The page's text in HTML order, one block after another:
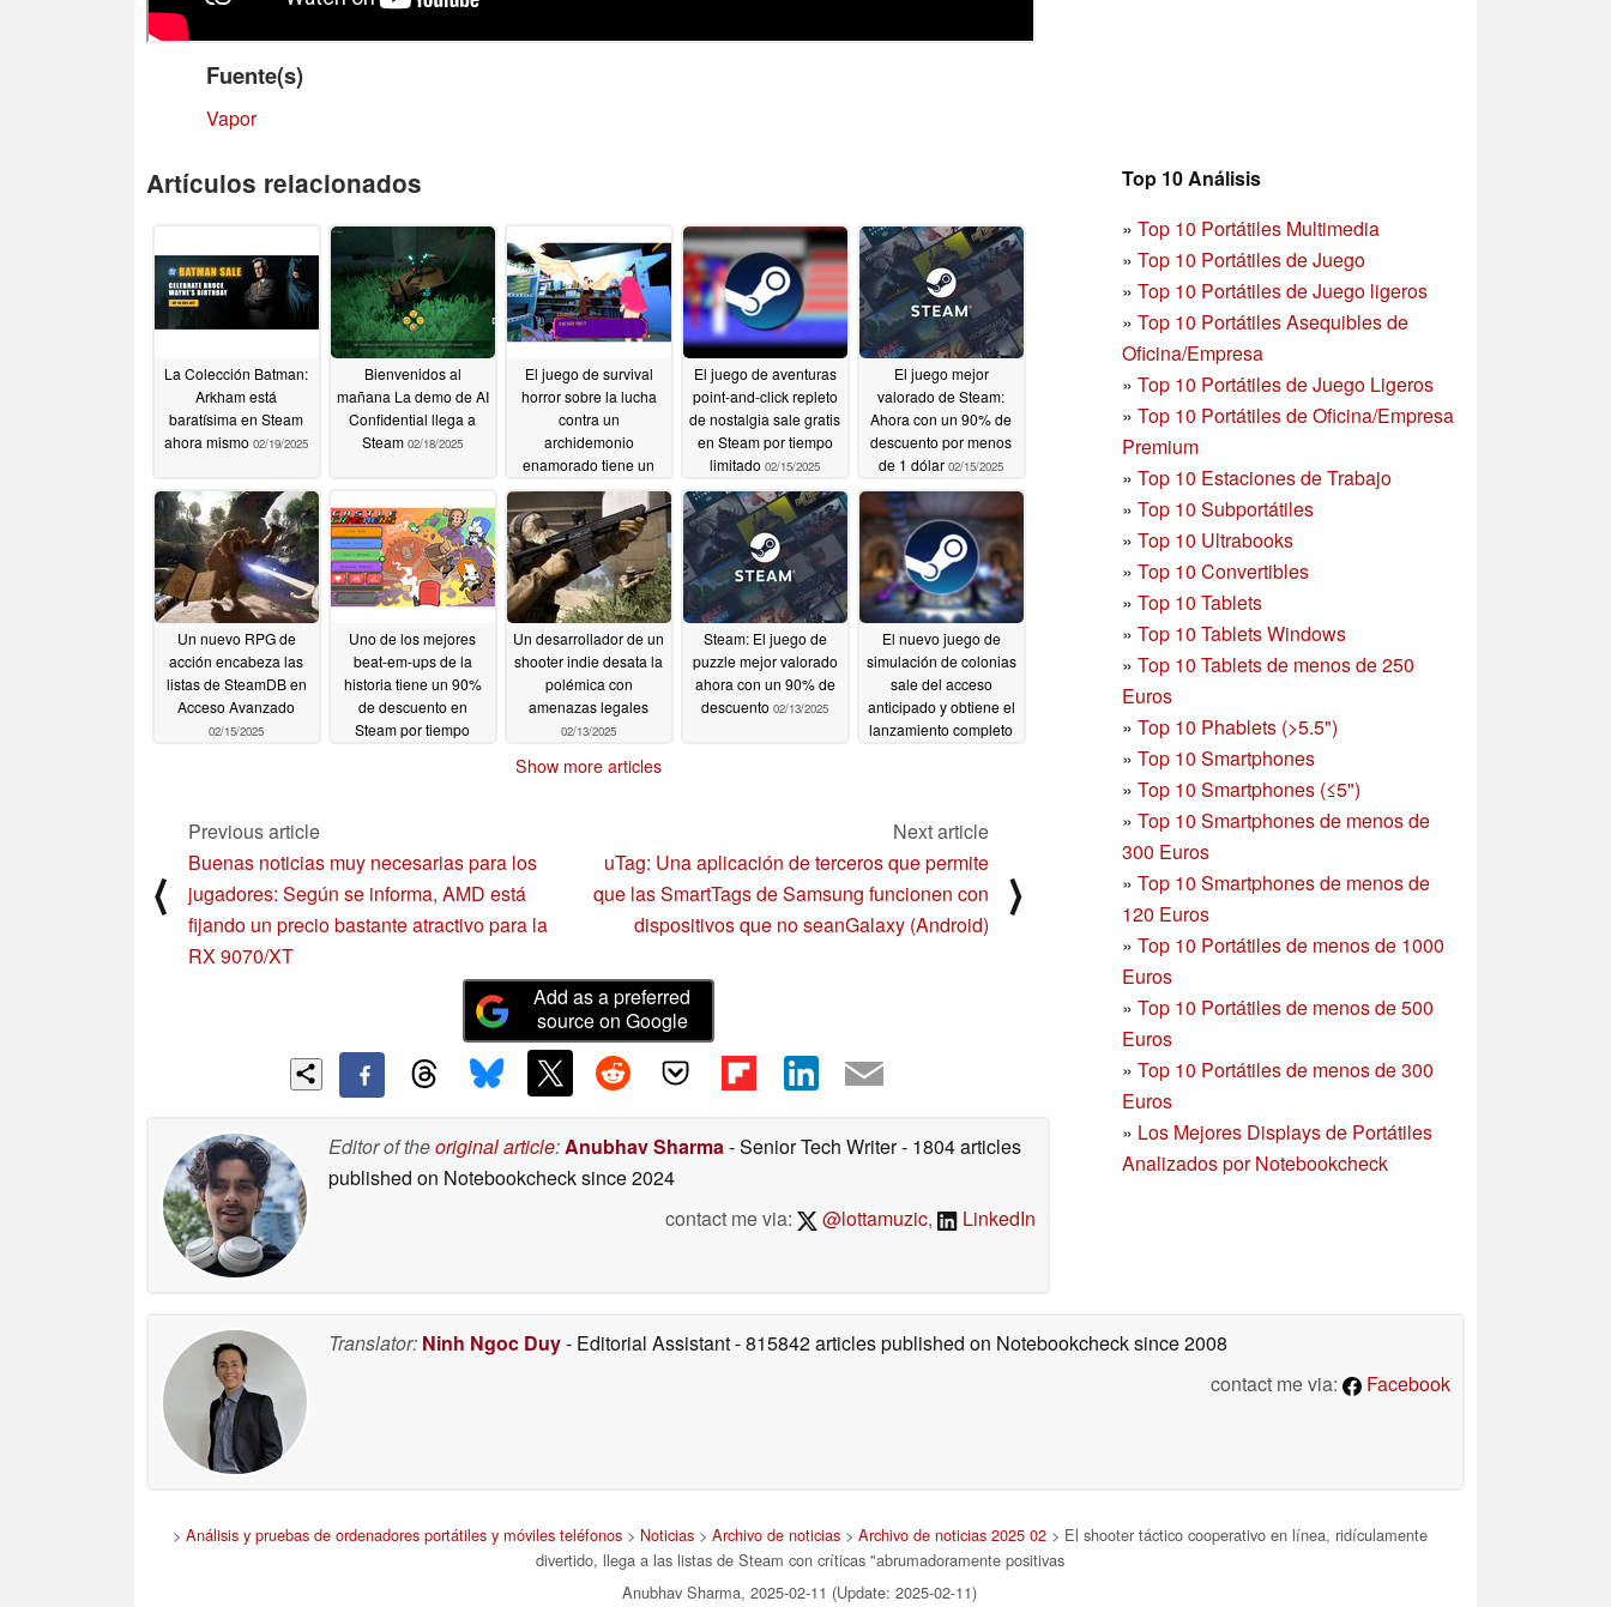
Fuente(s)
Vapor
Top 10 Análisis
» Top 10 Portátiles Multimedia
» Top 10 Portátiles de Juego
» Top 10 Portátiles de Juego ligeros
» Top 10 Portátiles Asequibles de
Oficina/Empresa
» Top 10 Portátiles de Juego Ligeros
» Top 10 Portátiles de Oficina/Empresa
Premium
» Top 10 Estaciones de Trabajo
» Top 10 Subportátiles
» Top 10 Ultrabooks
» Top 10 Convertibles
» Top 10 Tablets
» Top 10 Tablets Windows
» Top 10 Tablets de menos de 250
Euros
» Top 10 Phablets (>5.5")
» Top 10 Smartphones
» Top 10 Smartphones (≤5")
» Top 10 Smartphones de menos de
300 Euros
» Top 10 Smartphonesde menos de
120 Euros
» Top 10 Portátiles de menos de 1000
Euros
» Top 10 Portátiles de menos de 500
Euros
» Top 10 Portátiles de menos de 300
Euros
» Los Mejores Displays de Portátiles
Analizados por Notebookcheck
Artículos relacionados
La Colección Batman:
Arkham está
baratísima en Steam
ahora mismo 02/19/2025
Bienvenidos al
mañana La demo de AI
Confidential llega a
Steam 02/18/2025
El juego de survival
horror sobre la lucha
contra un
archidemonio
enamorado tiene un
25% de descuento en
Steam02/17/2025
El juego de aventuras
point-and-click repleto
de nostalgia sale gratis
en Steam por tiempo
limitado 02/15/2025
El juego mejor
valorado de Steam:
Ahora con un 90% de
descuento por menos
de 1 dólar 02/15/2025
Un nuevo RPG de
acción encabeza las
listas de SteamDB en
Acceso Avanzado
02/15/2025
Uno de los mejores
beat-em-ups de la
historia tiene un 90%
de descuento en
Steam por tiempo
Un desarrollador de un
shooter indie desata la
polémica con
amenazas legales
02/13/2025
Steam: El juego de
puzzle mejor valorado
ahora con un 90% de
descuento 02/13/2025
El nuevo juego de
simulación de colonias
sale del acceso
anticipado y obtiene el
lanzamiento completo
lanzamiento del 25
02/13/2025
Show more articles
⟨
Previous article
Buenas noticias muy necesarias para los
jugadores: Según se informa, AMD está
fijando un precio bastante atractivo para la
RX 9070/XT
Next article
uTag: Una aplicación de terceros que permite
que las SmartTags de Samsung funcionen con
dispositivos que no seanGalaxy (Android)
⟩
Add as a preferred
source on Google
Editor of theoriginal article:Anubhav Sharma- Senior Tech Writer- 1804 articles
published on Notebookchecksince 2024
contact me via:
@lottamuzic, LinkedIn
Translator: Ninh Ngoc Duy- Editorial Assistant- 815842 articles published on Notebookchecksince 2008
contact me via:
Facebook
> Análisis y pruebas de ordenadores portátiles y móviles teléfonos> Noticias> Archivo de noticias> Archivo de noticias 2025 02> El shooter táctico cooperativo en línea, ridículamente
divertido, llega a las listas de Steam con críticas "abrumadoramente positivas
Anubhav Sharma, 2025-02-11 (Update: 2025-02-11)